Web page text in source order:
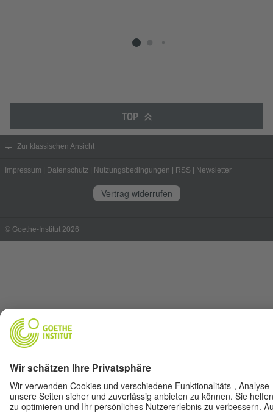
TOP
Zur klassischen Ansicht
Impressum Datenschutz Nutzungsbedingungen RSS Newsletter
Vertrag widerrufen
© Goethe-Institut 2026